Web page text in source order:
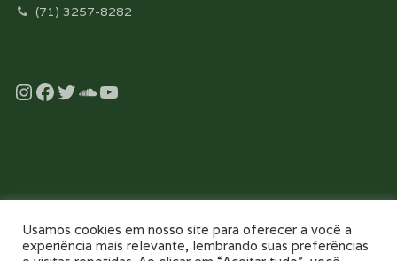
(71) 3257-8282
Instagram
Facebook
Twitter
Soundcloud
YouTube
Desenvolvido com essência pela:
Usamos cookies em nosso site para oferecer a você a
experiência mais relevante, lembrando suas preferências